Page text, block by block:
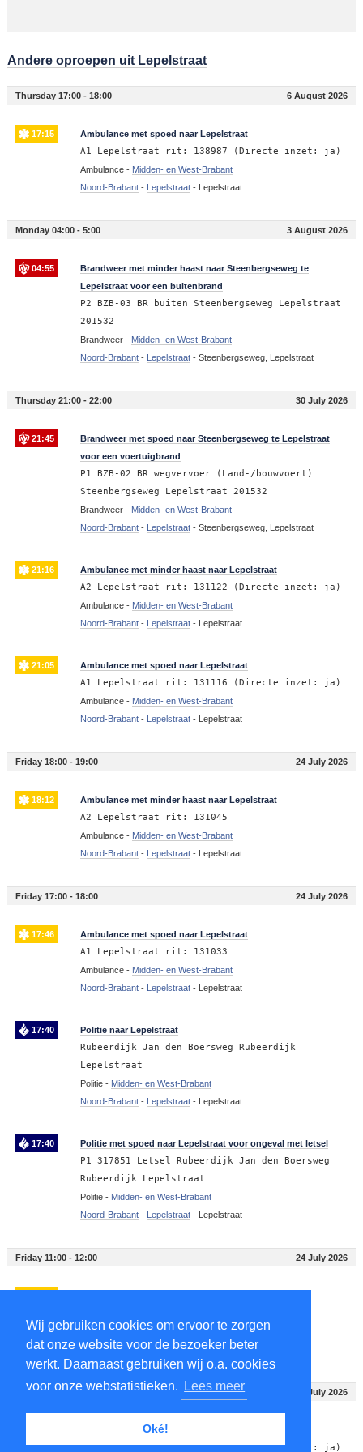
Wij gebruiken cookies om ervoor te zorgen
dat onze website voor de bezoeker beter
werkt. Daarnaast gebruiken wij o.a. cookies
voor onze webstatistieken.
Lees meer
Oké!
Andere oproepen uit Lepelstraat
Thursday 17:00 - 18:00 6 August 2026
17:15 Ambulance met spoed naar Lepelstraat
A1 Lepelstraat rit: 138987 (Directe inzet: ja)
Ambulance - Midden- en West-Brabant
Noord-Brabant- Lepelstraat- Lepelstraat
Monday 04:00 - 5:00 3 August 2026
04:55
Brandweer met minder haast naar Steenbergseweg te
Lepelstraat voor een buitenbrand
P2 BZB-03 BR buiten Steenbergseweg Lepelstraat
201532
Brandweer - Midden- en West-Brabant
Noord-Brabant- Lepelstraat- Steenbergseweg, Lepelstraat
Thursday 21:00 - 22:00 30 July 2026
21:45
Brandweer met spoed naar Steenbergseweg te Lepelstraat
voor een voertuigbrand
P1 BZB-02 BR wegvervoer (Land-/bouwvoert)
Steenbergseweg Lepelstraat 201532
Brandweer - Midden- en West-Brabant
Noord-Brabant- Lepelstraat- Steenbergseweg, Lepelstraat
21:16 Ambulance met minder haast naar Lepelstraat
A2 Lepelstraat rit: 131122 (Directe inzet: ja)
Ambulance - Midden- en West-Brabant
Noord-Brabant- Lepelstraat- Lepelstraat
21:05 Ambulance met spoed naar Lepelstraat
A1 Lepelstraat rit: 131116 (Directe inzet: ja)
Ambulance - Midden- en West-Brabant
Noord-Brabant- Lepelstraat- Lepelstraat
Friday 18:00 - 19:00 24 July 2026
18:12 Ambulance met minder haast naar Lepelstraat
A2 Lepelstraat rit: 131045
Ambulance - Midden- en West-Brabant
Noord-Brabant- Lepelstraat- Lepelstraat
Friday 17:00 - 18:00 24 July 2026
17:46 Ambulance met spoed naar Lepelstraat
A1 Lepelstraat rit: 131033
Ambulance - Midden- en West-Brabant
Noord-Brabant- Lepelstraat- Lepelstraat
17:40 Politie naar Lepelstraat
Rubeerdijk Jan den Boersweg Rubeerdijk
Lepelstraat
Politie - Midden- en West-Brabant
Noord-Brabant- Lepelstraat- Lepelstraat
17:40 Politie met spoed naar Lepelstraat voor ongeval met letsel
P1 317851 Letsel Rubeerdijk Jan den Boersweg
Rubeerdijk Lepelstraat
Politie - Midden- en West-Brabant
Noord-Brabant- Lepelstraat- Lepelstraat
Friday 11:00 - 12:00 24 July 2026
Ambulance -Midden- en West-Brabant
Noord-Brabant-Lepelstraat-Lepelstraat
Monday 01:00 - 2:00 20 July 2026
Ambulance met minder haast naar Lepelstraat
A2 Lepelstraat rit: 128084 (Directe inzet: ja)